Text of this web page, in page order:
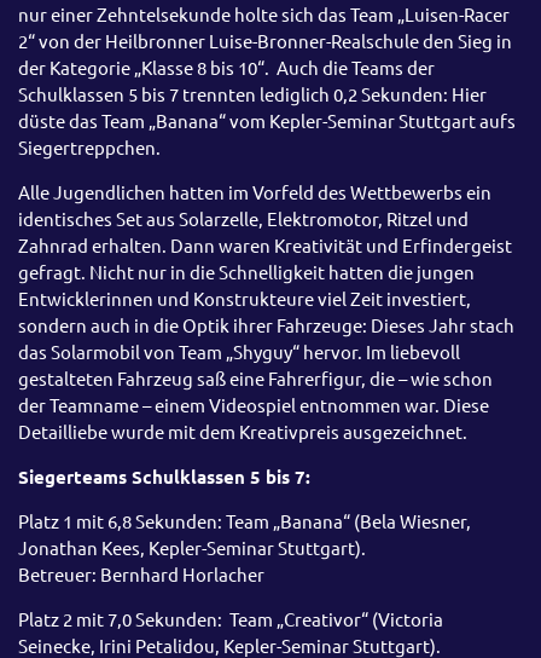
nur einer Zehntelsekunde holte sich das Team „Luisen-Racer
2“ von der Heilbronner Luise-Bronner-Realschule den Sieg in
der Kategorie „Klasse 8 bis 10“. Auch die Teams der
Schulklassen 5 bis 7 trennten lediglich 0,2 Sekunden: Hier
düste das Team „Banana“ vom Kepler-Seminar Stuttgart aufs
Siegertreppchen.
Alle Jugendlichen hatten im Vorfeld des Wettbewerbs ein
identisches Set aus Solarzelle, Elektromotor, Ritzel und
Zahnrad erhalten. Dann waren Kreativität und Erfindergeist
gefragt. Nicht nur in die Schnelligkeit hatten die jungen
Entwicklerinnen und Konstrukteure viel Zeit investiert,
sondern auch in die Optik ihrer Fahrzeuge: Dieses Jahr stach
das Solarmobil von Team „Shyguy“ hervor. Im liebevoll
gestalteten Fahrzeug saß eine Fahrerfigur, die – wie schon
der Teamname – einem Videospiel entnommen war. Diese
Detailliebe wurde mit dem Kreativpreis ausgezeichnet.
Siegerteams Schulklassen 5 bis 7:
Platz 1 mit 6,8 Sekunden: Team „Banana“ (Bela Wiesner,
Jonathan Kees, Kepler-Seminar Stuttgart).
Betreuer: Bernhard Horlacher
Platz 2 mit 7,0 Sekunden: Team „Creativor“ (Victoria
Seinecke, Irini Petalidou, Kepler-Seminar Stuttgart).